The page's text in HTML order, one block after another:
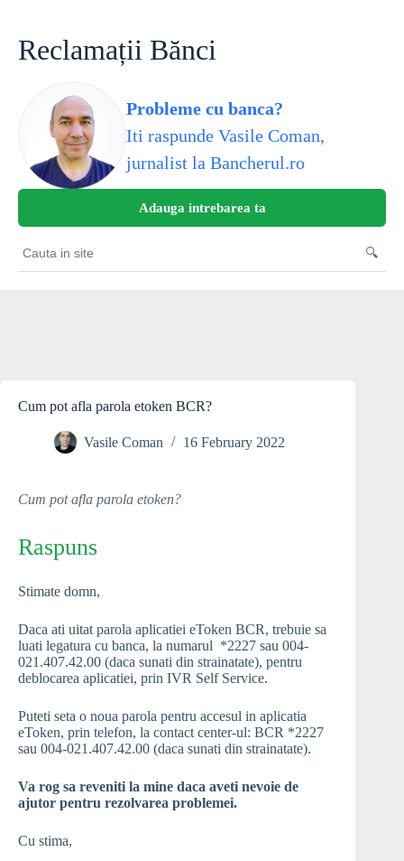
contentReclamații Bănci
Probleme cu banca?
Iti raspunde Vasile Coman,
jurnalist la Bancherul.ro
Adauga intrebarea ta
Cauta
in
🔍
Cum pot afla parola etoken BCR?
Vasile Coman 16 February 2022
Cum pot afla parola etoken?
Raspuns
Stimate domn,
Daca ati uitat parola aplicatiei eToken BCR, trebuie sa
luati legatura cu banca, la numarul *2227 sau 004-
021.407.42.00 (daca sunati din strainatate), pentru
deblocarea aplicatiei, prin IVR Self Service.
Puteti seta o noua parola pentru accesul in aplicatia
eToken, prin telefon, la contact center-ul: BCR *2227
sau 004-021.407.42.00 (daca sunati din strainatate).
Va rog sa reveniti la mine daca aveti nevoie de
ajutor pentru rezolvarea problemei.
Cu stima,